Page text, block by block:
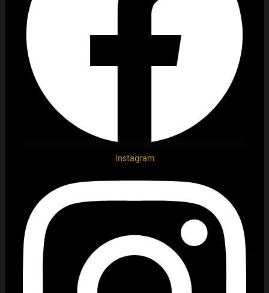
Instagram